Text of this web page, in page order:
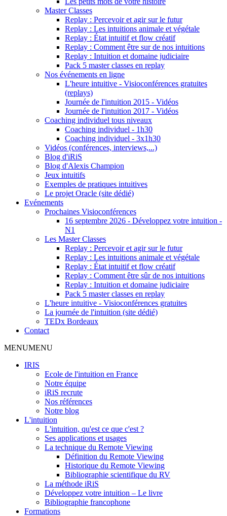
Master Classes
Replay : Percevoir et agir sur le futur
Replay : Les intuitions animale et végétale
Replay : État intuitif et flow créatif
Replay : Comment être sur de nos intuitions
Replay : Intuition et domaine judiciaire
Pack 5 master classes en replay
Nos événements en ligne
L'heure intuitive - Visioconférences gratuites
(replays)
Journée de l'intuition 2015 - Vidéos
Journée de l'intuition 2017 - Vidéos
Coaching individuel tous niveaux
Coaching individuel - 1h30
Coaching individuel - 3x1h30
Vidéos (conférences, interviews,...)
Blog d'iRiS
Blog d'Alexis Champion
Jeux intuitifs
Exemples de pratiques intuitives
Le projet Oracle (site dédié)
Evénements
Prochaines Visioconférences
16 septembre 2026 - Développez votre intuition -
N1
Les Master Classes
Replay : Percevoir et agir sur le futur
Replay : Les intuitions animale et végétale
Replay : État intuitif et flow créatif
Replay : Comment être sûr de nos intuitions
Replay : Intuition et domaine judiciaire
Pack 5 master classes en replay
L'heure intuitive - Visioconférences gratuites
La journée de l'intuition (site dédié)
TEDx Bordeaux
Contact
MENUMENU
IRIS
Ecole de l'intuition en France
Notre équipe
iRiS recrute
Nos références
Notre blog
L'intuition
L'intuition, qu'est ce que c'est ?
Ses applications et usages
La technique du Remote Viewing
Définition du Remote Viewing
Historique du Remote Viewing
Bibliographie scientifique du RV
La méthode iRiS
Développez votre intuition – Le livre
Bibliographie francophone
Formations